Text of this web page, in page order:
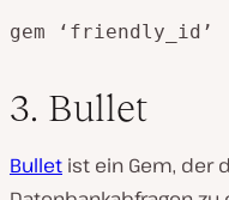
gem ‘friendly_id’
3. Bullet
Bullet ist ein Gem, der